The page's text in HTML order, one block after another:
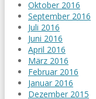
Oktober 2016
September 2016
Juli 2016
Juni 2016
April 2016
März 2016
Februar 2016
Januar 2016
Dezember 2015